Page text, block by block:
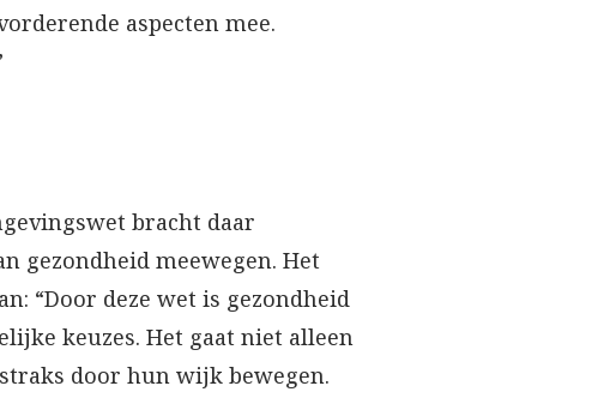
aspecten mee.
bracht daar
gezondheid meewegen. Het
“Door deze wet is gezondheid
keuzes. Het gaat niet alleen
door hun wijk bewegen.